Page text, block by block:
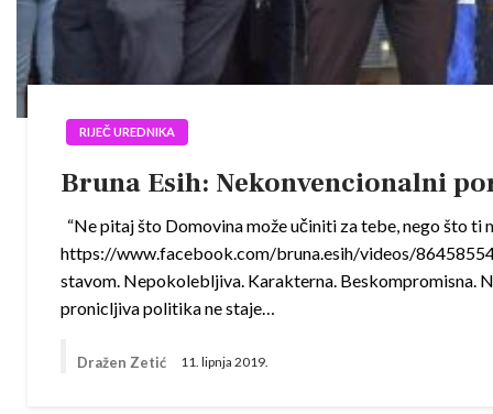
RIJEČ UREDNIKA
Bruna Esih: Nekonvencionalni
“Ne pitaj što Domovina može učiniti za tebe, nego što ti
https://www.facebook.com/bruna.esih/videos/
stavom. Nepokolebljiva. Karakterna. Beskompromisna.
pronicljiva politika ne staje…
Dražen Zetić 11. lipnja 2019.